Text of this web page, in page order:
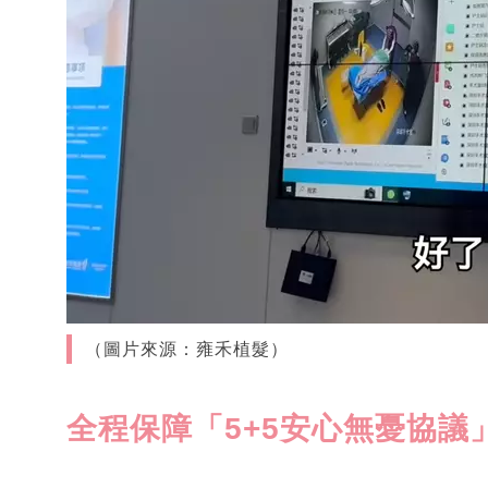
（圖片來源：雍禾植髮）
全程保障「5+5安心無憂協議